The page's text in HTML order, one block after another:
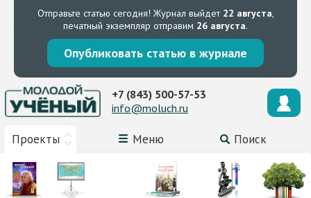
Отправьте статью сегодня! Журнал выйдет 22 августа,
печатный экземпляр отправим 26 августа.
Опубликовать статью в журнале
Проекты Меню Поиск
+7 (843) 500-57-53
info@moluch.ru